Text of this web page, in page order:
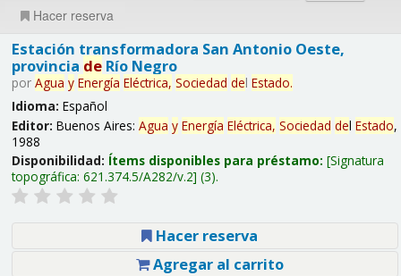
Hacer reserva
Estación transformadora San Antonio Oeste,
provincia deRío Negro
por Agua y Energía Eléctrica, Sociedad del Estado.
Idioma: Español
Editor: Buenos Aires: Agua y Energía Eléctrica, Sociedad del Estado,
1988
Disponibilidad: Ítems disponibles para préstamo: Signatura
topográfica: 621.374.5/A282/v.2 (3).
Hacer reserva
Agregar al carrito